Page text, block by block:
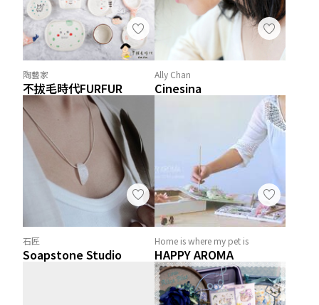
陶藝家
不拔毛時代FURFUR
Ally Chan
Cinesina
石匠
Soapstone Studio
Home is where my pet is
HAPPY AROMA